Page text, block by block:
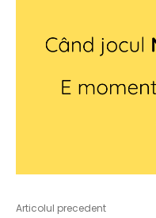
Articolul precedent